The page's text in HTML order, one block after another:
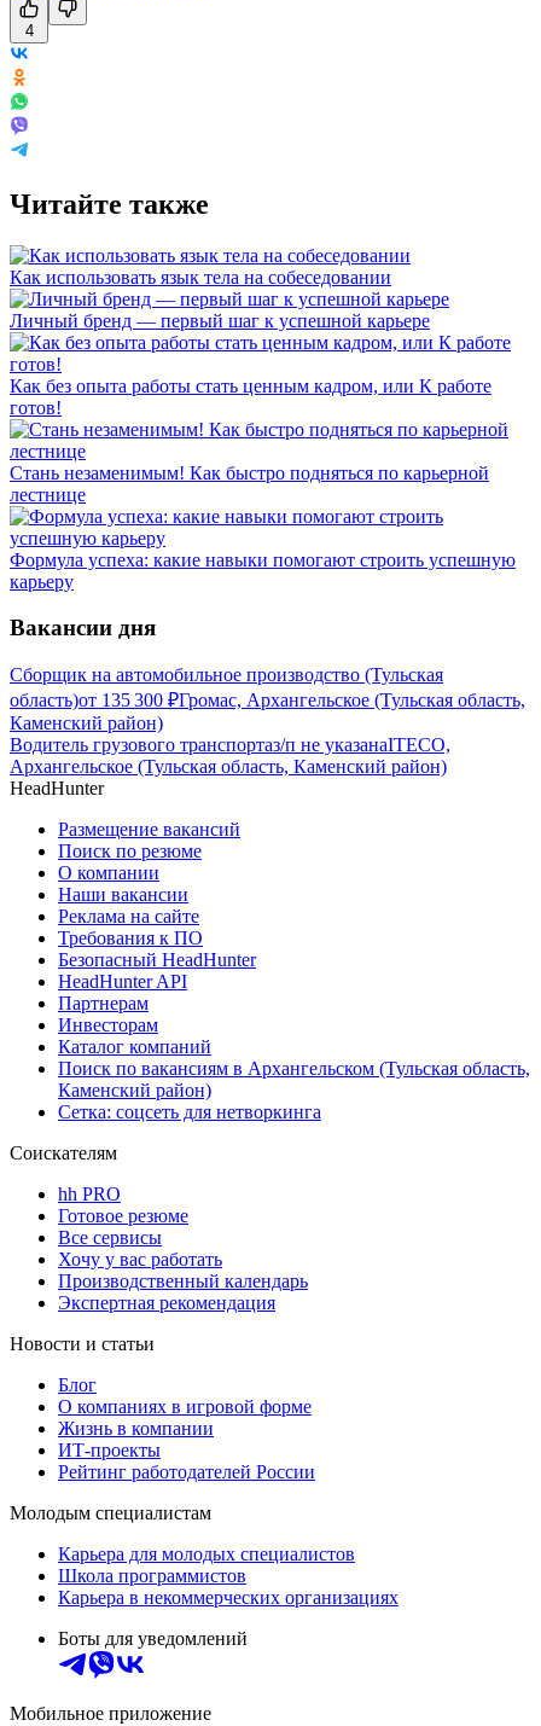
4
Читайте также
Как использовать язык тела на собеседовании
Личный бренд — первый шаг к успешной карьере
Как без опыта работы стать ценным кадром, или К работе
готов!
Стань незаменимым! Как быстро подняться по карьерной
лестнице
Формула успеха: какие навыки помогают строить успешную
карьеру
Вакансии дня
Сборщик на автомобильное производство (Тульская
область)от 135 300 ₽Громас, Архангельское (Тульская область,
Каменский район)
Водитель грузового транспортаз/п не указанаITECO,
Архангельское (Тульская область, Каменский район)
HeadHunter
Размещение вакансий
Поиск по резюме
О компании
Наши вакансии
Реклама на сайте
Требования к ПО
Безопасный HeadHunter
HeadHunter API
Партнерам
Инвесторам
Каталог компаний
Поиск по вакансиям в Архангельском (Тульская область,
Каменский район)
Сетка: соцсеть для нетворкинга
Соискателям
hh PRO
Готовое резюме
Все сервисы
Хочу у вас работать
Производственный календарь
Экспертная рекомендация
Новости и статьи
Блог
О компаниях в игровой форме
Жизнь в компании
ИТ-проекты
Рейтинг работодателей России
Молодым специалистам
Карьера для молодых специалистов
Школа программистов
Карьера в некоммерческих организациях
Боты для уведомлений
Мобильное приложение